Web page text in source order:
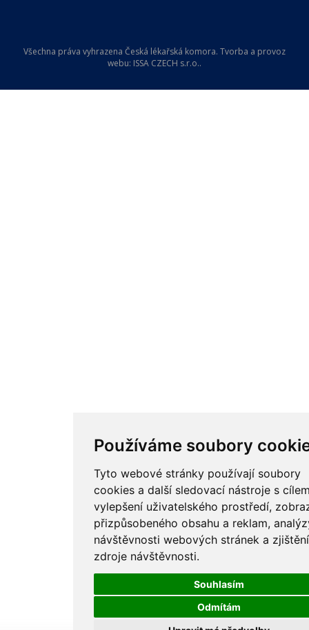
Používáme soubory
Tyto webové stránky používají soubory
cookies a další sledovací nástroje s
vylepšení uživatelského prostředí,
přizpůsobeného obsahu a reklam,
návštěvnosti webových stránek a zjištění
zdroje návštěvnosti.
Souhlasím
Odmítám
Všechna práva vyhrazena Česká lékařská komora. Tvorba a provoz
webu: ISSA CZECH s.r.o..